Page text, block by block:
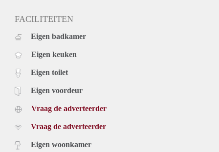
FACILITEITEN
Eigen badkamer
Eigen keuken
Eigen toilet
Eigen voordeur
Vraag de adverteerder
Vraag de adverteerder
Eigen woonkamer